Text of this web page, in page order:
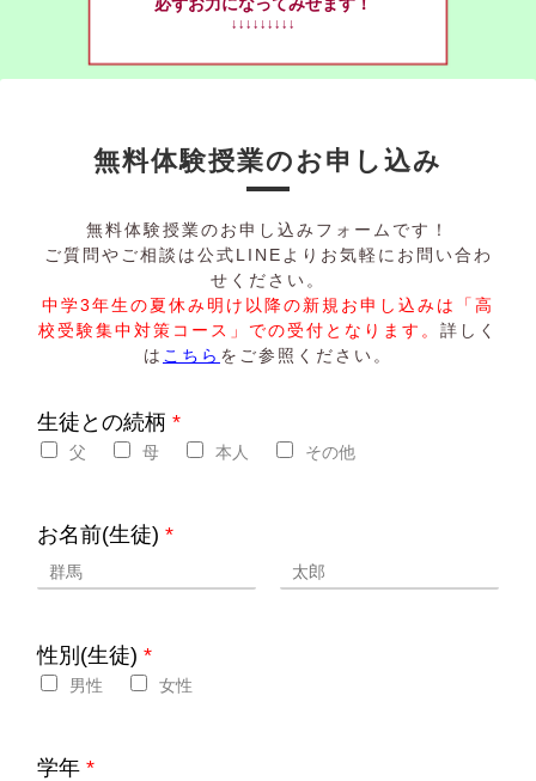
必ずお力になってみせます！
↓↓↓↓↓↓↓↓↓
無料体験授業のお申し込み
無料体験授業のお申し込みフォームです！
ご質問やご相談は公式LINEよりお気軽にお問い合わ
せください。
中学3年生の夏休み明け以降の新規お申し込みは「高
校受験集中対策コース」での受付となります。 詳しく
は こちら をご参照ください。
生徒との続柄 *
父 母 本人 その他
お名前(生徒) *
性別(生徒) *
男性 女性
学年 *